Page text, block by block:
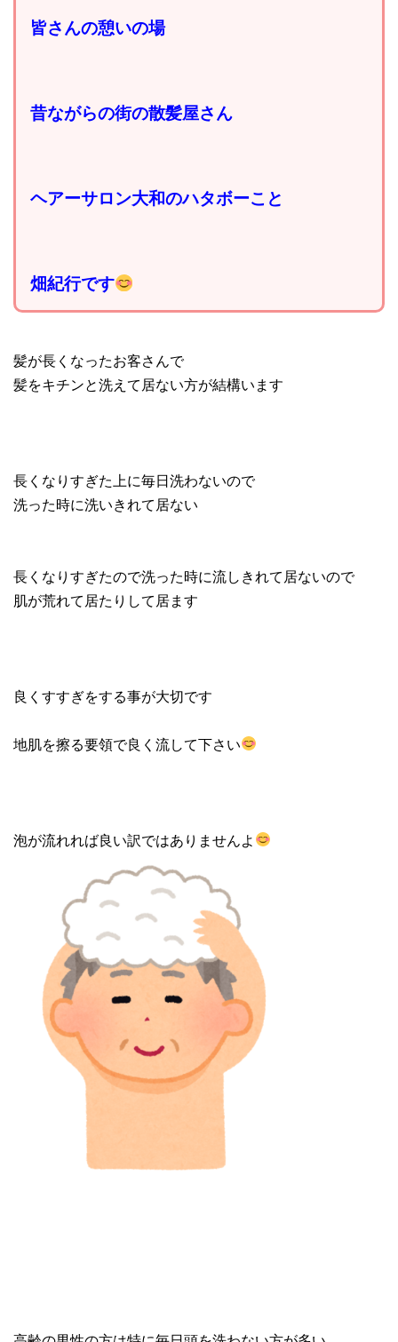
皆さんの憩いの場
昔ながらの街の散髪屋さん
ヘアーサロン大和のハタボーこと
畑紀行です
髪が長くなったお客さんで
髪をキチンと洗えて居ない方が結構います
長くなりすぎた上に毎日洗わないので
洗った時に洗いきれて居ない
長くなりすぎたので洗った時に流しきれて居ないので
肌が荒れて居たりして居ます
良くすすぎをする事が大切です
地肌を擦る要領で良く流して下さい
泡が流れれば良い訳ではありませんよ